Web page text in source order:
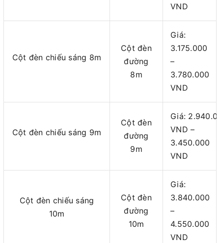
VND
Cột đèn chiếu sáng 8m
Cột đèn
đường
8m
Giá:
3.175.000
–
3.780.000
VND
Cột đèn chiếu sáng 9m
Cột đèn
đường
9m
Giá:
VND –
3.450.000
VND
Cột đèn chiếu sáng
10m
Cột đèn
đường
10m
Giá:
3.840.000
–
4.550.000
VND